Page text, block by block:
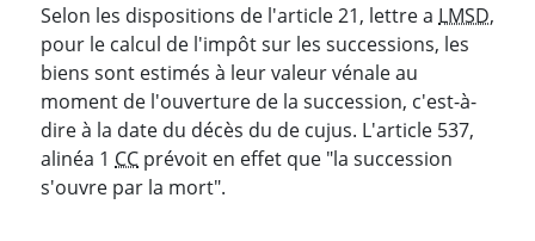
Selon les dispositions de l'article 21, lettre a LMSD,
pour le calcul de l'impôt sur les successions, les
biens sont estimés à leur valeur vénale au
moment de l'ouverture de la succession, c'est-à-
dire à la date du décès du de cujus. L'article 537,
alinéa 1 CC prévoit en effet que "la succession
s'ouvre par la mort".